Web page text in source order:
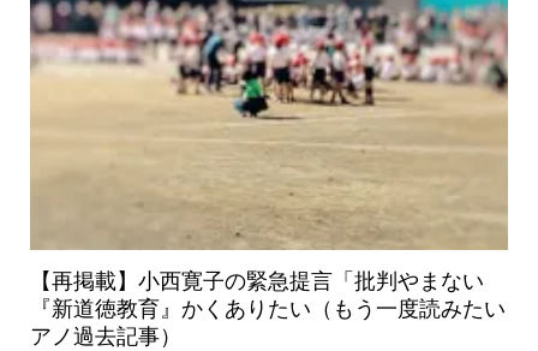
【再掲載】小西寛子の緊急提言「批判やまない
『新道徳教育』かくありたい（もう一度読みたい
アノ過去記事）